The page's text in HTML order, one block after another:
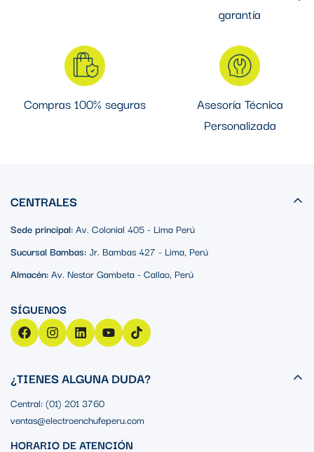
garantía
Compras 100% seguras
Asesoría Técnica
Personalizada
CENTRALES
Sede principal:Av. Colonial 405 - Lima Perú
Sucursal Bambas:Jr. Bambas 427 - Lima, Perú
Almacén:Av. Nestor Gambeta - Callao, Perú
¿TIENES ALGUNA DUDA?
Central: (01) 201 3760
ventas@electroenchufeperu.com
HORARIO DE ATENCIÓN